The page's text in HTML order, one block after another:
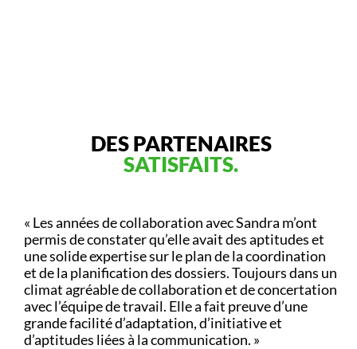
DES PARTENAIRES
SATISFAITS.
« Les années de collaboration avec Sandra m’ont
permis de constater qu’elle avait des aptitudes et
une solide expertise sur le plan de la coordination
et de la planification des dossiers. Toujours dans un
climat agréable de collaboration et de concertation
avec l’équipe de travail. Elle a fait preuve d’une
grande facilité d’adaptation, d’initiative et
d’aptitudes liées à la communication. »